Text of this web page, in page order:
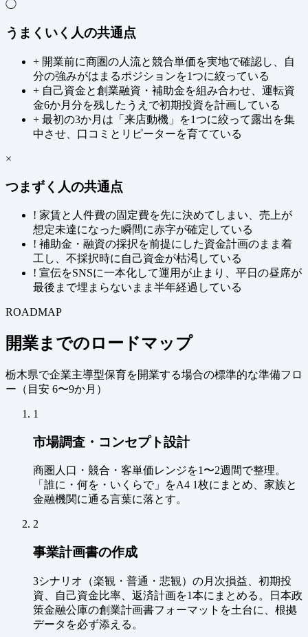
◯
うまくいく人の共通点
+ 開業前に商圏の人流と競合単価を実地で確認し、自
分の強みがはまるポジションを1つに絞っている
+ 自己資金と創業融資・補助金を組み合わせ、運転資
金6か月分を残したうえで初期投資を計画している
+ 最初の3か月は「来店動機」を1つに絞って露出を集
中させ、口コミとリピーターを育てている
×
つまずく人の共通点
! 家賃と人件費の固定費を先に決めてしまい、売上が
想定未達になった瞬間に赤字が確定している
! 補助金・融資の採択を前提にした資金計画のまま着
工し、不採択時に自己資金が枯渇している
! 宣伝をSNSに一本化して運用が止まり、平日の昼席が
最後まで埋まらないまま半年経過している
ROADMAP
開業までのロードマップ
栃木県で企業主導型保育を開業する場合の標準的な準備フロ
ー（ 目安 6〜9か月 ）
1
市場調査・コンセプト設計
商圏人口・競合・客単価レンジを1〜2週間で整理。
「誰に・何を・いくらで」をA4 1枚にまとめ、家族と
金融機関に通る言葉に落とす。
2
事業計画書の作成
3シナリオ（楽観・普通・悲観）の月次損益、初期投
資、自己資金比率、返済計画を1本にまとめる。日本政
策金融公庫の創業計画書フォーマットを土台に、根拠
データを必ず添える。